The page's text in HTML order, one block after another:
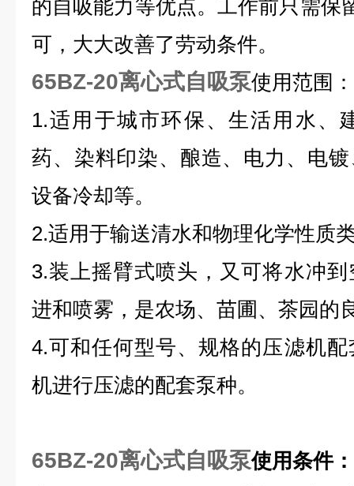
的自吸能力等优点。工作前只需保
可，大大改善了劳动条件。
65BZ-20离心式自吸泵使用范围：
1.适用于城市环保、生活用水、
药、染料印染、酿造、电力、电
设备冷却等。
2.适用于输送清水和物理化学性质
3.装上摇臂式喷头，又可将水冲
进和喷雾，是农场、苗圃、茶园的
4.可和任何型号、规格的压滤机
机进行压滤的配套泵种。
65BZ-20离心式自吸泵使用条件：